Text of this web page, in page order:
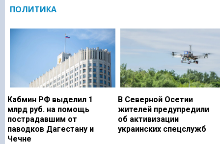
ПОЛИТИКА
Кабмин РФ выделил 1
млрд руб. на помощь
пострадавшим от
паводков Дагестану и
Чечне
В Северной Осетии
жителей предупредили
об активизации
украинских спецслужб